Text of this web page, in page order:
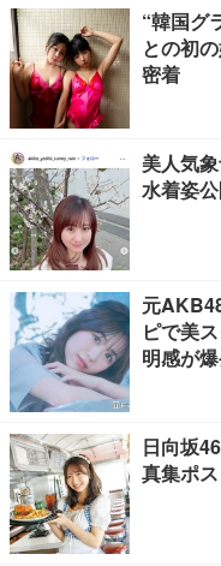
“韓国グ
との初
密着
美人気
水着姿
元
ピで美
明感が
日向坂
真集ポ